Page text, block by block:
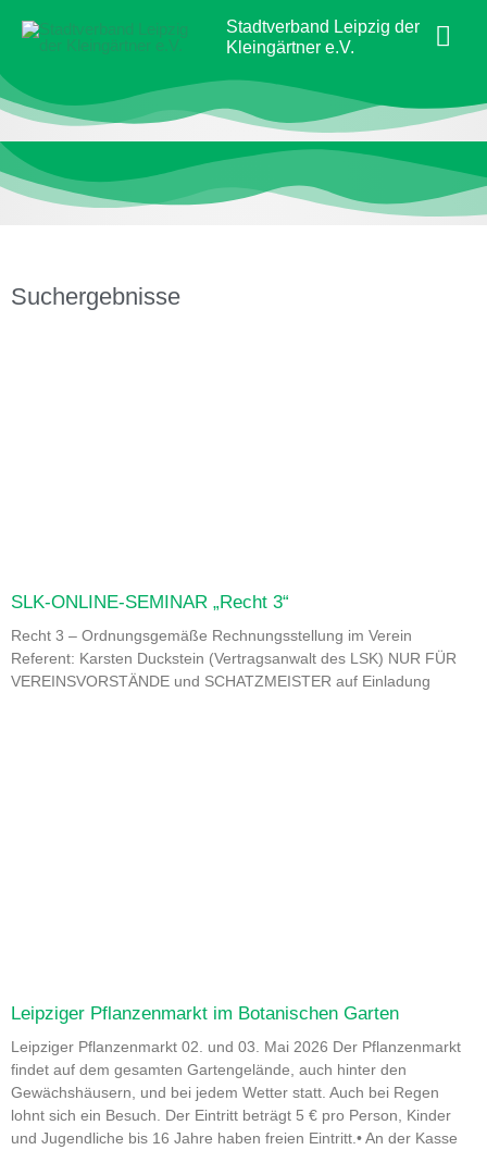
Inhalt
springen
Stadtverband Leipzig der
Kleingärtner e.V.
Suchergebnisse
SLK-ONLINE-SEMINAR „Recht 3“
Recht 3 – Ordnungsgemäße Rechnungsstellung im Verein
Referent: Karsten Duckstein (Vertragsanwalt des LSK) NUR FÜR
VEREINSVORSTÄNDE und SCHATZMEISTER auf Einladung
Leipziger Pflanzenmarkt im Botanischen Garten
Leipziger Pflanzenmarkt 02. und 03. Mai 2026 Der Pflanzenmarkt
findet auf dem gesamten Gartengelände, auch hinter den
Gewächshäusern, und bei jedem Wetter statt. Auch bei Regen
lohnt sich ein Besuch. Der Eintritt beträgt 5 € pro Person, Kinder
und Jugendliche bis 16 Jahre haben freien Eintritt.• An der Kasse